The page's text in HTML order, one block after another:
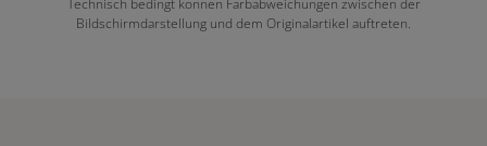
Technisch bedingt können Farbabweichungen zwischen der
Bildschirmdarstellung und dem Originalartikel auftreten.